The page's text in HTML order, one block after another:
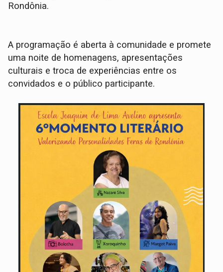
Rondônia.
A programação é aberta à comunidade e promete
uma noite de homenagens, apresentações
culturais e troca de experiências entre os
convidados e o público participante.